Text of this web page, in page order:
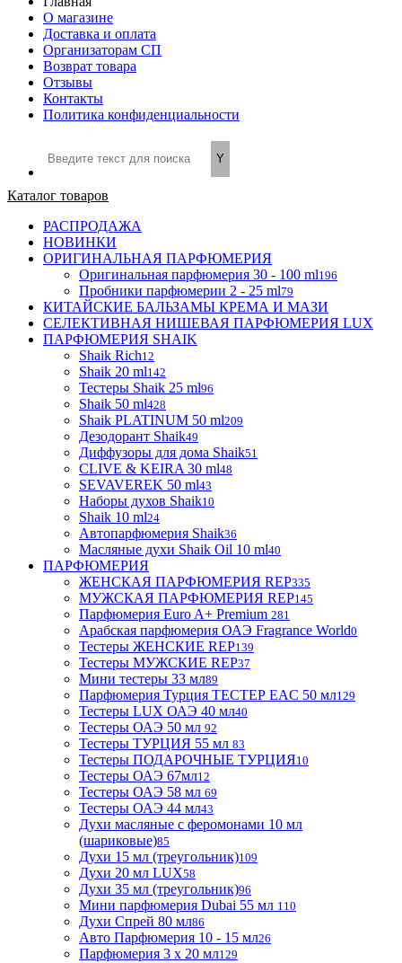
О магазине
Доставка и оплата
Организаторам СП
Возврат товара
Отзывы
Контакты
Политика конфиденциальности
Каталог товаров
РАСПРОДАЖА
НОВИНКИ
ОРИГИНАЛЬНАЯ ПАРФЮМЕРИЯ
Оригинальная парфюмерия 30 - 100 ml196
Пробники парфюмерии 2 - 25 ml79
КИТАЙСКИЕ БАЛЬЗАМЫ КРЕМА И МАЗИ
СЕЛЕКТИВНАЯ НИШЕВАЯ ПАРФЮМЕРИЯ LUX
ПАРФЮМЕРИЯ SHAIK
Shaik Rich12
Shaik 20 ml142
Тестеры Shaik 25 ml96
Shaik 50 ml428
Shaik PLATINUM 50 ml209
Дезодорант Shaik49
Диффузоры для дома Shaik51
CLIVE & KEIRA 30 ml48
SEVAVEREK 50 ml43
Наборы духов Shaik10
Shaik 10 ml24
Автопарфюмерия Shaik36
Масляные духи Shaik Oil 10 ml40
ПАРФЮМЕРИЯ
ЖЕНСКАЯ ПАРФЮМЕРИЯ REP335
МУЖСКАЯ ПАРФЮМЕРИЯ REP145
Парфюмерия Euro A+ Premium 281
Арабская парфюмерия ОАЭ Fragrance World0
Тестеры ЖЕНСКИЕ REP139
Тестеры МУЖСКИЕ REP37
Мини тестеры 33 мл89
Парфюмерия Турция ТЕСТЕР EAC 50 мл129
Тестеры LUX ОАЭ 40 мл40
Тестеры ОАЭ 50 мл 92
Тестеры ТУРЦИЯ 55 мл 83
Тестеры ПОДАРОЧНЫЕ ТУРЦИЯ10
Тестеры ОАЭ 67мл12
Тестеры ОАЭ 58 мл 69
Тестеры ОАЭ 44 мл43
Духи масляные с феромонами 10 мл
(шариковые)85
Духи 15 мл (треугольник)109
Духи 20 мл LUX58
Духи 35 мл (треугольник)96
Мини парфюмерия Dubai 55 мл 110
Духи Спрей 80 мл86
Авто Парфюмерия 10 - 15 мл26
Парфюмерия 3 х 20 мл129